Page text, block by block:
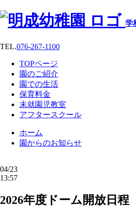
学
TEL.076-267-1100
TOPページ
園のご紹介
園での生活
保育料金
未就園児教室
アフタースクール
ホーム
園からのお知らせ
04/23
13:57
2026年度ドーム開放日程